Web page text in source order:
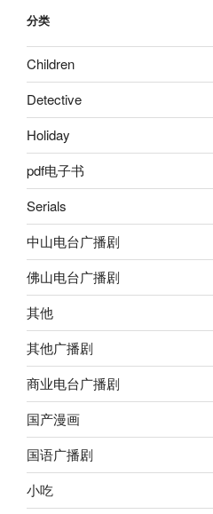
分类
Children
Detective
Holiday
pdf电子书
Serials
中山电台广播剧
佛山电台广播剧
其他
其他广播剧
商业电台广播剧
国产漫画
国语广播剧
小吃